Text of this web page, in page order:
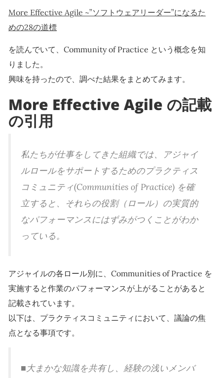
More Effective Agile ~”ソフトウェアリーダー”になるた
めの28の道標
を読んでいて、Community of Practice という概念を知
りました。
興味を持ったので、調べた結果をまとめてみます。
More Effective Agile の記載
の引用
私たちが仕事をしてきた組織では、アジャイ
ルロールをサポートするためのプラクティス
コミュニティ(Communities of Practice) を確
立すると、それらの役割（ロール）の実質的
なパフォーマンスにはずみがつくことがわか
っている。
アジャイルの各ロール別に、Communities of Practice を
実施すると作業のパフォーマンスが上がることがあると
記載されています。
以下は、プラクティスコミュニティにおいて、議論の焦
点となる事項です。
■大まかな知識を共有し、経験の浅いメンバ